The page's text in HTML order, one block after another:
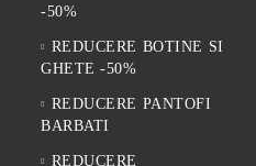
-50%
REDUCERE BOTINE SI
GHETE -50%
REDUCERE PANTOFI
BARBATI
REDUCERE